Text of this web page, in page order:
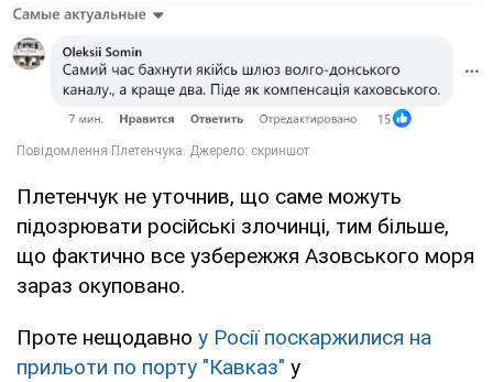
Плетенчук не уточнив, що саме можуть
підозрювати російські злочинці, тим більше,
що фактично все узбережжя Азовського моря
зараз окуповано.
Проте нещодавно у Росії поскаржилися на
прильоти по порту "Кавказ" у